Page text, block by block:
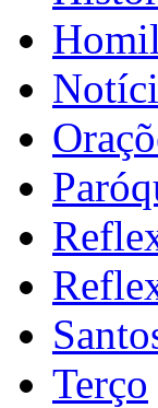
Terço